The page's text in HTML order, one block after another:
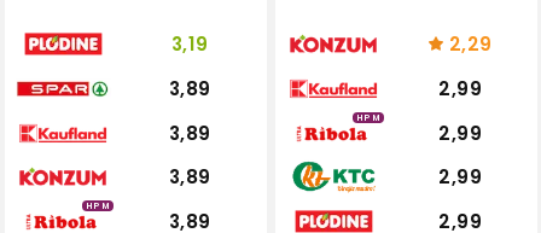
3,19
3,89
3,89
3,89
HPM
3,89
2,29
2,99
HPM
2,99
2,99
2,99